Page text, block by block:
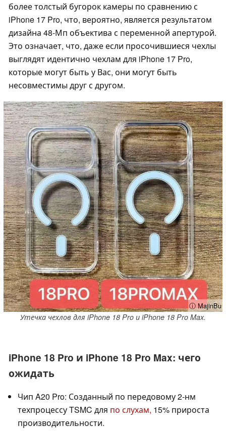
более толстый бугорок камеры по сравнению с
iPhone 17 Pro, что, вероятно, является результатом
дизайна 48-Мп объектива с переменной апертурой.
Это означает, что, даже если просочившиеся чехлы
выглядят идентично чехлам для iPhone 17 Pro,
которые могут быть у Вас, они могут быть
несовместимы друг с другом.
ⓘ MajinBu
Утечка чехлов для iPhone 18 Pro и iPhone 18 Pro Max.
iPhone 18 Pro и iPhone 18 Pro Max: чего
ожидать
Чип A20 Pro: Созданный по передовому 2-нм
техпроцессу TSMC для по слухам, 15% прироста
производительности.